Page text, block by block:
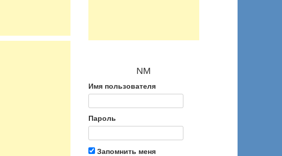
NM
Имя пользователя
Пароль
Запомнить меня